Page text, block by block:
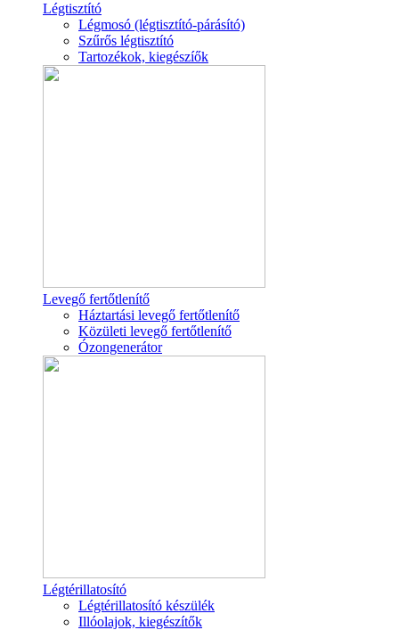
Légtisztító
Légmosó (légtisztító-párásító)
Szűrős légtisztító
Tartozékok, kiegészíők
Levegő fertőtlenítő
Háztartási levegő fertőtlenítő
Közületi levegő fertőtlenítő
Ózongenerátor
Légtérillatosító
Légtérillatosító készülék
Illóolajok, kiegészítők